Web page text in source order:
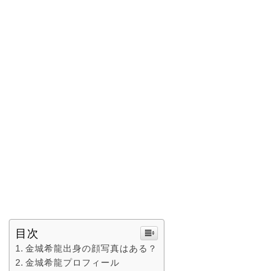
目次
金城希龍出身の顔写真はある？
金城希龍プロフィール